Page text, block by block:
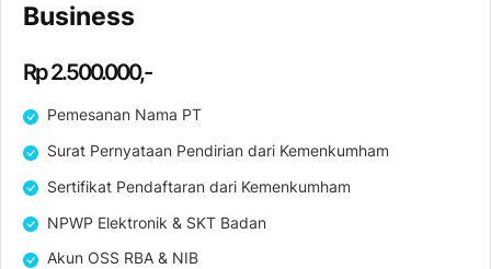
Business
Rp 2.500.000,-
Pemesanan Nama PT
Surat Pernyataan Pendirian dari Kemenkumham
Sertifikat Pendaftaran dari Kemenkumham
NPWP Elektronik & SKT Badan
Akun OSS RBA & NIB